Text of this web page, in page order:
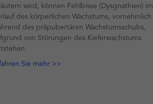
wird, können Fehlbisse (Dysgnathien) im
des körperlichen Wachstums, vornehmlich
des präpubertären Wachstumsschubs,
von Störungen des Kieferwachstums
Sie mehr >>